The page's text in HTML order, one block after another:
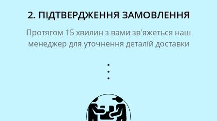
2. ПІДТВЕРДЖЕННЯ ЗАМОВЛЕННЯ
Протягом 15 хвилин з вами зв'яжеться наш
менеджер для уточнення деталій доставки